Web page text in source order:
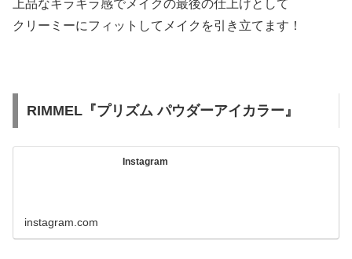
上品なキラキラ感でメイクの最後の仕上げとして
クリーミーにフィットしてメイクを引き立てます！
RIMMEL『プリズム パウダーアイカラー』
Instagram
instagram.com